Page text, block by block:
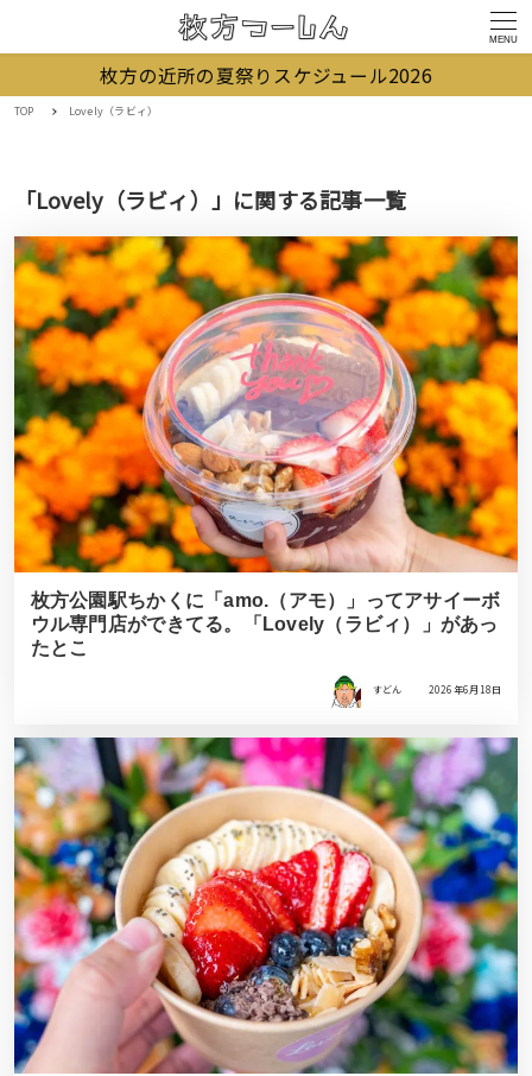
MENU
枚方の近所の夏祭りスケジュール2026
TOP Lovely（ラビィ）
「Lovely（ラビィ）」に関する記事一覧
枚方公園駅ちかくに「amo.（アモ）」ってアサイーボ
ウル専門店ができてる。「Lovely（ラビィ）」があっ
たとこ
すどん 2026年6月18日